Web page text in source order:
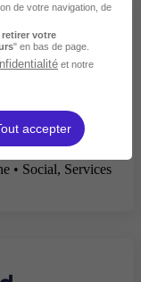
Architecture •
• Hôtellerie,
• Social, Services
de votre navigation, de
retirer votre
" en bas de page.
et notre
accepter